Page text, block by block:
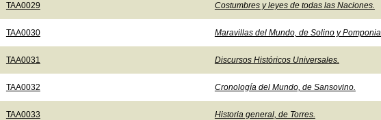
TAA0029 Costumbres y leyes de todas las Naciones.
TAA0030 Maravillas del Mundo, de Solino y
TAA0031 Discursos Históricos Universales.
TAA0032 Cronología del Mundo, de Sansovino.
TAA0033 Historia general, de Torres.